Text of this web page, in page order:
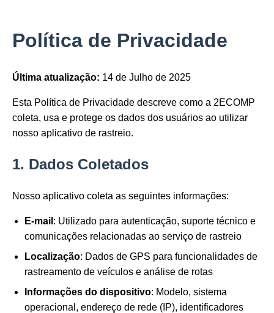
Política de Privacidade
Última atualização: 14 de Julho de 2025
Esta Política de Privacidade descreve como a 2ECOMP
coleta, usa e protege os dados dos usuários ao utilizar
nosso aplicativo de rastreio.
1. Dados Coletados
Nosso aplicativo coleta as seguintes informações:
E-mail : Utilizado para autenticação, suporte técnico e
comunicações relacionadas ao serviço de rastreio
Localização: Dados de GPS para funcionalidades de
rastreamento de veículos e análise de rotas
Informações do dispositivo: Modelo, sistema
operacional, endereço de rede (IP), identificadores